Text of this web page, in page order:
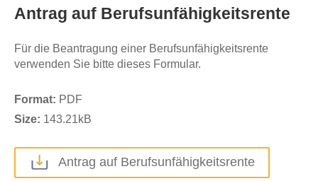
Antrag auf Berufsunfähigkeitsrente
Für die Beantragung einer Berufsunfähigkeitsrente
verwenden Sie bitte dieses Formular.
Format: PDF
Size: 143.21kB
Antrag auf Berufsunfähigkeitsrente